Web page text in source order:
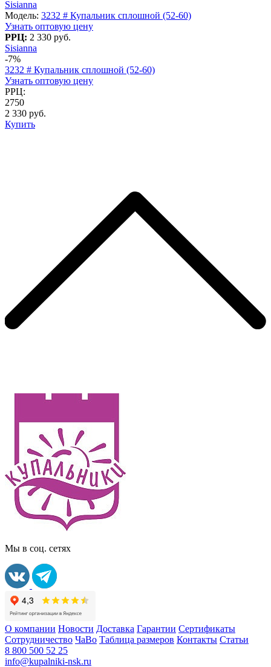
Sisianna
Модель: 3232 # Купальник сплошной (52-60)
Узнать оптовую цену
РРЦ: 2 330 руб.
Sisianna
-7%
3232 # Купальник сплошной (52-60)
Узнать оптовую цену
РРЦ:
2750
2 330 руб.
Купить
Мы в соц. сетях
О компании Новости Доставка Гарантии Сертификаты
Сотрудничество ЧаВо Таблица размеров Контакты Статьи
8 800 500 52 25
info@kupalniki-nsk.ru